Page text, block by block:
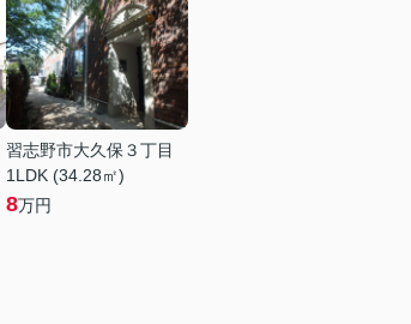
習志野市大久保３丁目
1LDK (34.28㎡)
8万円